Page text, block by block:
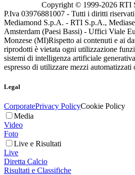
Copyright © 1999-2026 RTI
P.Iva 03976881007 - Tutti i diritti
Mediamond S.p.A. - RTI S.p.A.,
Amsterdam (Paesi Bassi) - Uffici Viale
Monzese (MI)Rispetto ai contenuti e ai
riprodotti è vietata ogni utilizzazione
sistemi di intelligenza artificiale
espresso di utilizzare mezzi automatizzati
Legal
CorporatePrivacy PolicyCookie Policy
Media
Video
Foto
Live e Risultati
Live
Diretta Calcio
Risultati e Classifiche